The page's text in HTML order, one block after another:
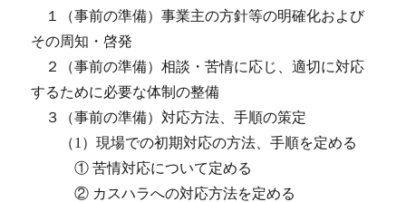
１（事前の準備）事業主の方針等の明確化および
その周知・啓発
２（事前の準備）相談・苦情に応じ、適切に対応
するために必要な体制の整備
３（事前の準備）対応方法、手順の策定
（1）現場での初期対応の方法、手順を定める
① 苦情対応について定める
② カスハラへの対応方法を定める